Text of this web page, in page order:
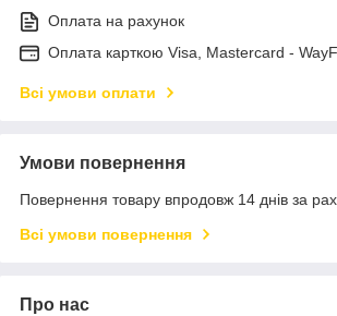
Оплата на рахунок
Оплата карткою Visa, Mastercard -
Всі умови оплати
Умови повернення
Повернення товару впродовж 14 днів за
Всі умови повернення
Про нас